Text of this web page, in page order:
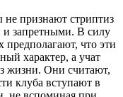
признают стриптиз
запретными. В силу
предполагают, что эти
характер, а учат
жизни. Они считают,
клуба вступают в